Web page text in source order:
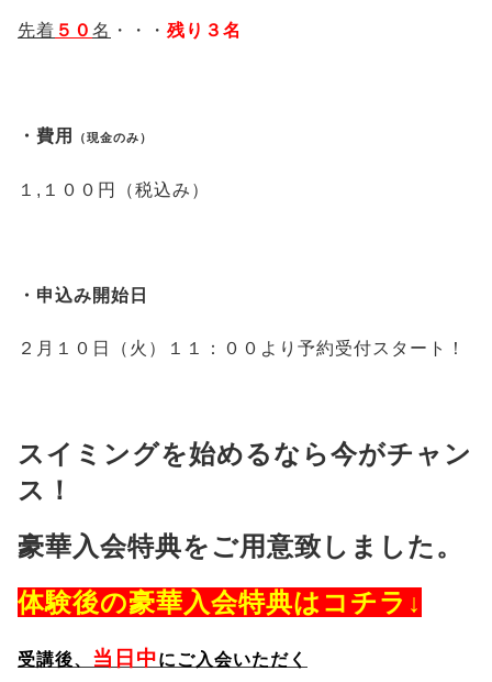
先着 ５０ 名 ・・・ 残り３名
・費用 （現金のみ）
１,１００円（税込み）
・申込み開始日
２月１０日（火）１１：００より予約受付スタート！
スイミングを始めるなら今がチャン
ス！
豪華入会特典をご用意致しました。
体験後の豪華入会特典はコチラ↓
受講後、 当日中にご入会いただく